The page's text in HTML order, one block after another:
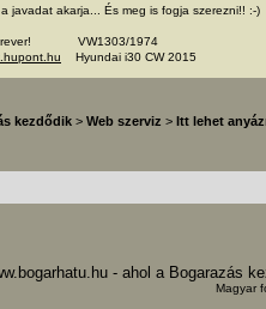
javadat akarja... És meg is fogja szerezni!! :-)
VW1303/1974
Hyundai i30 CW 2015
kezdődik > Web szerviz > Itt lehet
- ahol a Bogarazás
Magyar